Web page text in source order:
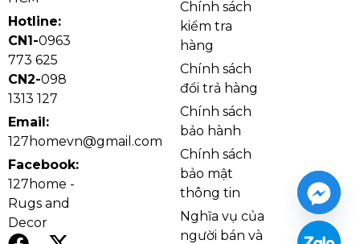
treo ổn định. Sự kết hợp giữa thủy tinh cao cấp và
khung inox giúp đèn vừa
bền
sử dụng lâu dài.
Hotline:
CN1-0963
773 625
CN2-098
1313 127
Email:
127homevn@gmail.com
Facebook:
127home -
Rugs and
Decor
Chính sách
kiểm tra
hàng
Chính sách
đổi trả hàng
Chính sách
bảo hành
Chính sách
bảo mật
thông tin
Nghĩa vụ của
người bán và